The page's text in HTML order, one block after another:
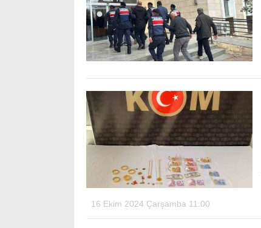
16 Ekim 2024 Çarşamba 11:00